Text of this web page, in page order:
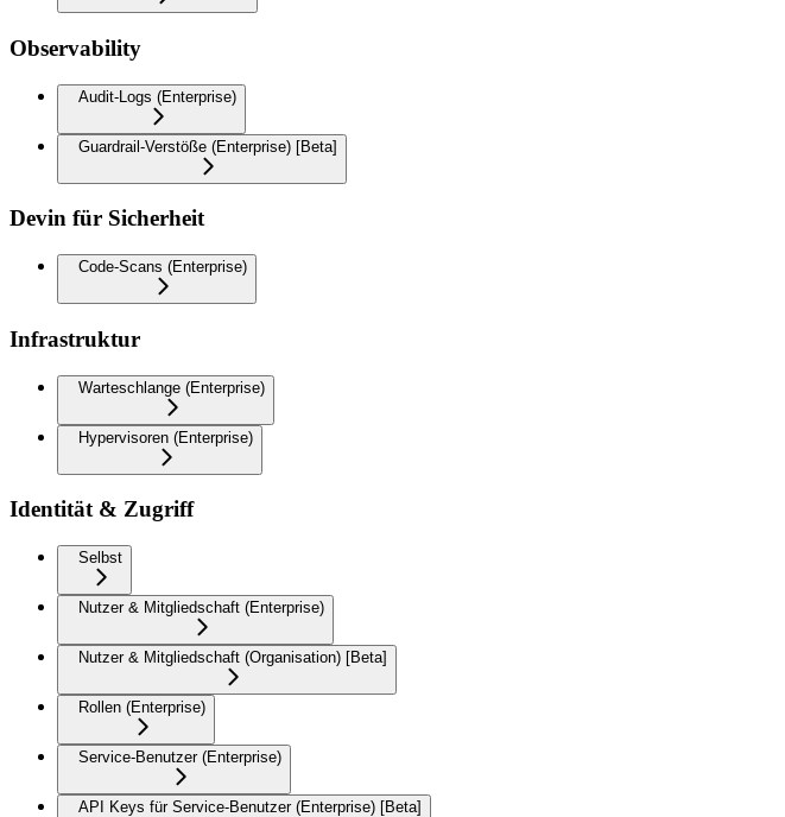
Observability
Audit-Logs (Enterprise)
Guardrail-Verstöße (Enterprise) [Beta]
Devin für Sicherheit
Code-Scans (Enterprise)
Infrastruktur
Warteschlange (Enterprise)
Hypervisoren (Enterprise)
Identität & Zugriff
Selbst
Nutzer & Mitgliedschaft (Enterprise)
Nutzer & Mitgliedschaft (Organisation) [Beta]
Rollen (Enterprise)
Service-Benutzer (Enterprise)
API Keys für Service-Benutzer (Enterprise) [Beta]